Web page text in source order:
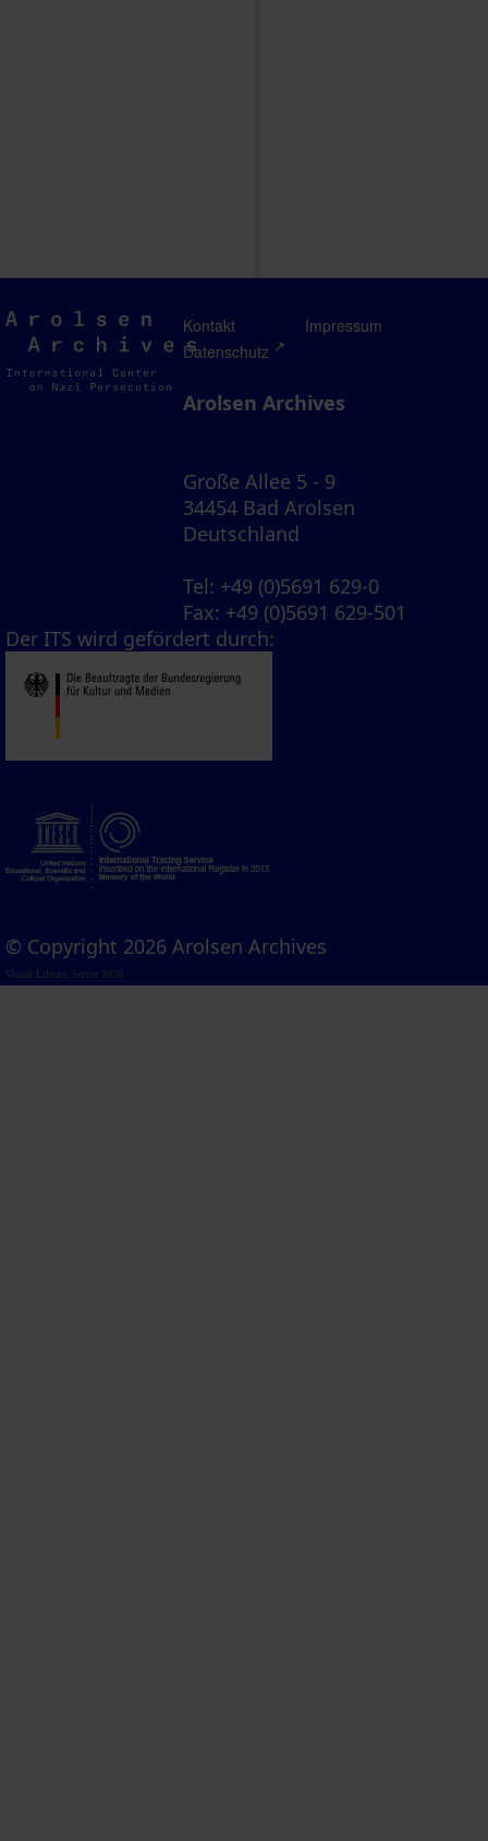
Arolsen
Archives
Kontakt
Impressum
Datenschutz
Arolsen Archives
Große Allee 5 - 9
34454 Bad Arolsen
Deutschland
Tel: +49 (0)5691 629-0
Fax: +49 (0)5691 629-501
Der ITS wird gefördert durch:
© Copyright 2026 Arolsen Archives
Visual Library Server 2026